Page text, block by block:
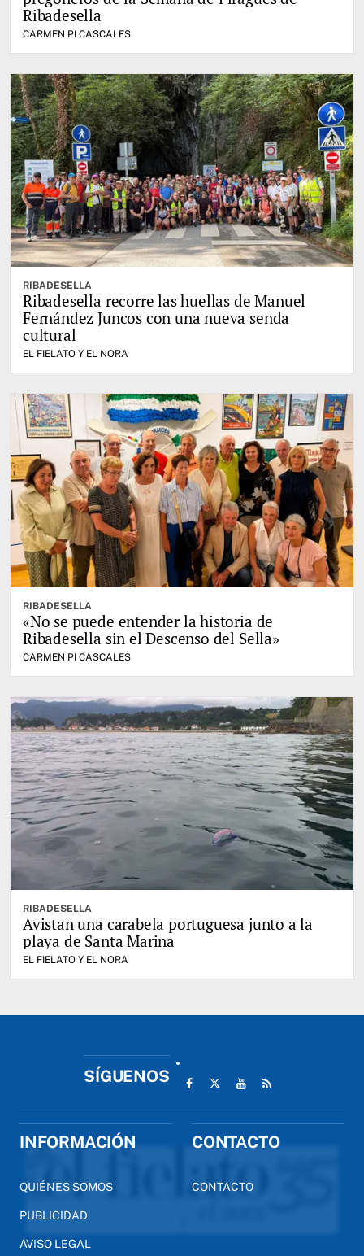
Ribadesella
CARMEN PI CASCALES
RIBADESELLA
Ribadesella recorre las huellas de Manuel
Fernández Juncos con una nueva senda
cultural
EL FIELATO Y EL NORA
RIBADESELLA
«No se puede entender la historia de
Ribadesella sin el Descenso del Sella»
CARMEN PI CASCALES
RIBADESELLA
Avistan una carabela portuguesa junto a la
playa de Santa Marina
EL FIELATO Y EL NORA
SÍGUENOS
INFORMACIÓN
QUIÉNES SOMOS
PUBLICIDAD
AVISO LEGAL
CONTACTO
CONTACTO